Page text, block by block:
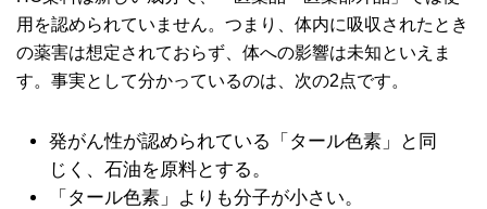
用を認められていません。つまり、体内に吸収されたとき
の薬害は想定されておらず、体への影響は未知といえま
す。事実として分かっているのは、次の2点です。
発がん性が認められている「タール色素」と同
じく、石油を原料とする。
「タール色素」よりも分子が小さい。